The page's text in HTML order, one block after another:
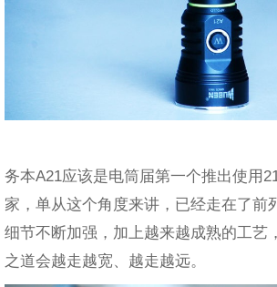
务本A21应该是电筒届第一个推出使用
家，单从这个角度来讲，已经走在了前
细节不断加强，加上越来越成熟的工艺
之道会越走越宽、越走越远。